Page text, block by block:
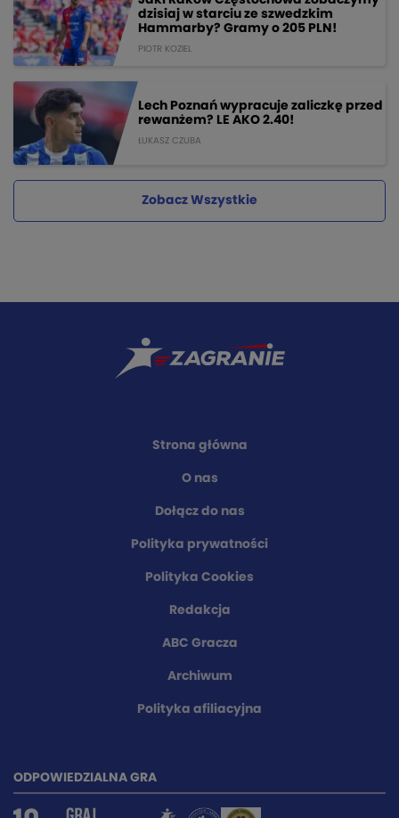
dzisiaj w starciu ze szwedzkim
Hammarby? Gramy o 205 PLN!
PIOTR KOZIEL
Lech Poznań wypracuje zaliczkę przed
rewanżem? LE AKO 2.40!
ŁUKASZ CZUBA
Zobacz Wszystkie
Strona główna
O nas
Dołącz do nas
Polityka prywatności
Polityka Cookies
Redakcja
ABC Gracza
Archiwum
Polityka afiliacyjna
ODPOWIEDZIALNA GRA